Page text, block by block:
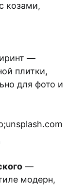
козами,
—
плитки,
для фото и
—
модерн,